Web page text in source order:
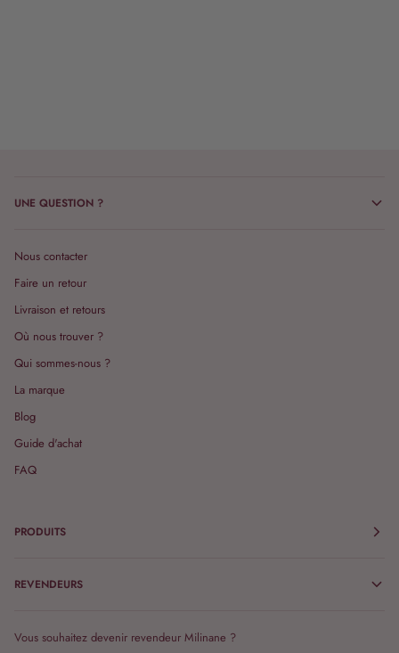
UNE QUESTION ?
Nous contacter
Faire un retour
Livraison et retours
Où nous trouver ?
Qui sommes-nous ?
La marque
Blog
Guide d'achat
FAQ
PRODUITS
REVENDEURS
Vous souhaitez devenir revendeur Milinane ?